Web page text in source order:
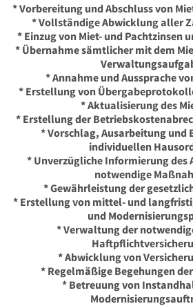
* Vorbereitung und Abschluss von
* Vollständige Abwicklung aller
* Einzug von Miet- und Pachtzinsen
* Übernahme sämtlicher mit dem
* Annahme und Aussprache
* Erstellung von
* Aktualisierung des
* Erstellung der
* Vorschlag, Ausarbeitung und
individuellen
* Unverzügliche Informierung des
notwendige
* Gewährleistung der
* Erstellung von mittel- und
und
* Verwaltung der
* Abwicklung von
* Regelmäßige Begehungen
* Betreuung von